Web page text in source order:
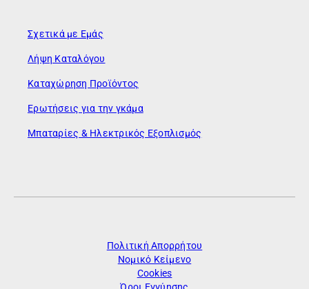
Σχετικά με Εμάς
Λήψη Καταλόγου
Καταχώρηση Προϊόντος
Ερωτήσεις για την γκάμα
Μπαταρίες & Ηλεκτρικός Εξοπλισμός
Πολιτική Απορρήτου
Νομικό Κείμενο
Cookies